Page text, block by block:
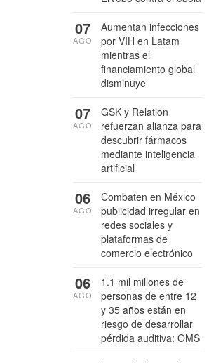
Aumentan infecciones
por VIH en Latam
mientras el
financiamiento global
disminuye
07
AGO
GSK y Relation
refuerzan alianza para
descubrir fármacos
mediante inteligencia
artificial
07
AGO
Combaten en México
publicidad irregular en
redes sociales y
plataformas de
comercio electrónico
06
AGO
1.1 mil millones de
personas de entre 12
y 35 años están en
riesgo de desarrollar
pérdida auditiva: OMS
06
AGO